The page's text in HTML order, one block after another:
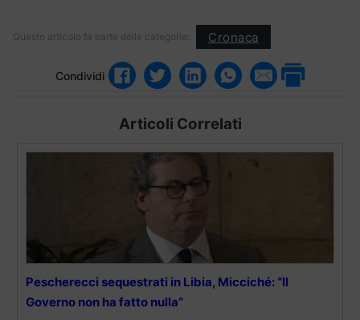
Questo articolo fa parte delle categorie: Cronaca
Condividi
Articoli Correlati
Pescherecci sequestrati in Libia, Micciché: “Il
Governo non ha fatto nulla”